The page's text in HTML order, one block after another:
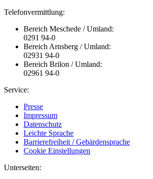
Telefonvermittlung:
Bereich Meschede / Umland:
0291 94-0
Bereich Arnsberg / Umland:
02931 94-0
Bereich Brilon / Umland:
02961 94-0
Service:
Presse
Impressum
Datenschutz
Leichte Sprache
Barrierefreiheit / Gebärdensprache
Cookie Einstellungen
Unterseiten: